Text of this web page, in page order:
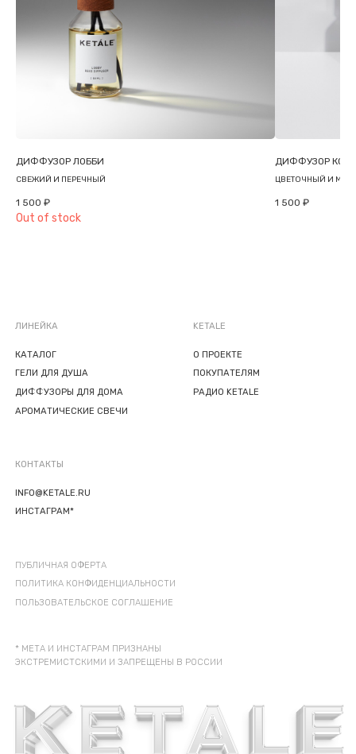
ДИФФУЗОР ЛОББИ
СВЕЖИЙ И ПЕРЕЧНЫЙ
1 500 ₽
Out of stock
ДИФФУЗОР
ЦВЕТОЧНЫЙ И
1 500 ₽
* МЕТА И ИНСТАГРАМ ПРИЗНАНЫ